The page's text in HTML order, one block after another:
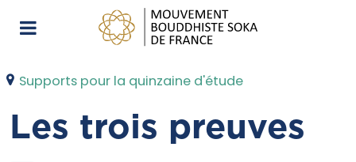
Supports pour la quinzaine d'étude
Les trois preuves